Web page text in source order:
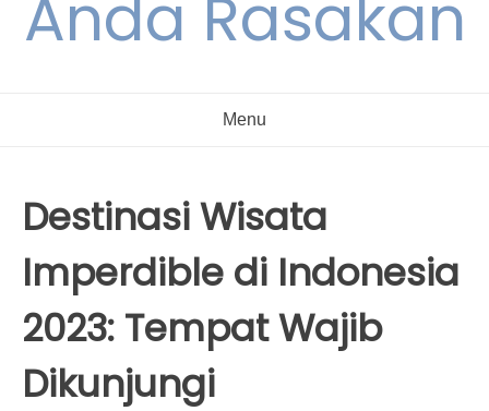
Anda Rasakan
Menu
Destinasi Wisata
Imperdible di Indonesia
2023: Tempat Wajib
Dikunjungi